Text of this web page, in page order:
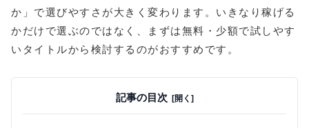
か」で選びやすさが大きく変わります。いきなり稼げる
かだけで選ぶのではなく、まずは無料・少額で試しやす
いタイトルから検討するのがおすすめです。
記事の目次